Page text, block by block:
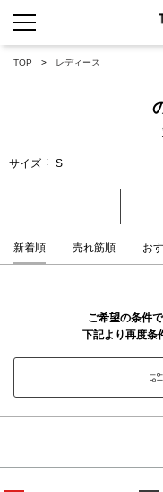
TOP レディース
サイズ S
新着順 売れ筋順 お
ご希望の条件
下記より再度条